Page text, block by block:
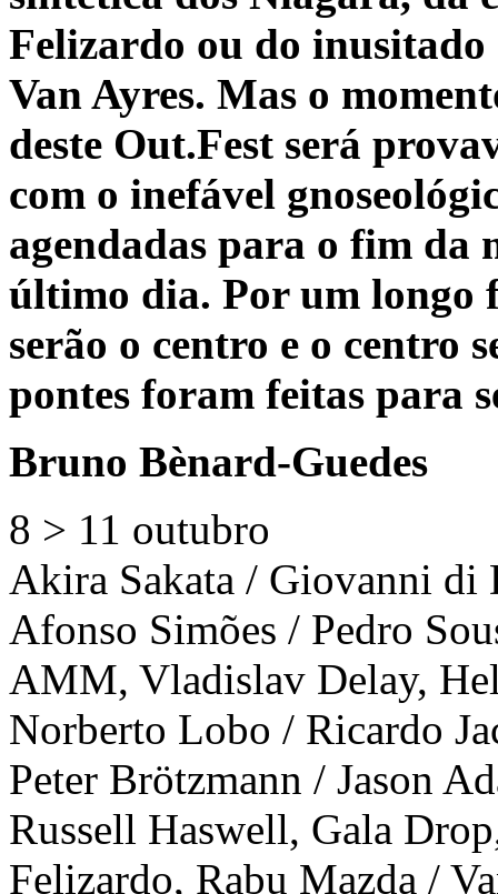
Felizardo ou do
Van Ayres. Mas o
deste Out.Fest será
com o inefável
agendadas para o fim da
último dia. Por um longo
serão o centro e o centro
pontes foram feitas para
Bruno Bènard-Guedes
8 > 11 outubro
Akira Sakata / Giovanni di
Afonso Simões / Pedro
AMM, Vladislav Delay,
Norberto Lobo / Ricardo
Peter Brötzmann / Jason
Russell Haswell, Gala
Felizardo, Rabu Mazda /